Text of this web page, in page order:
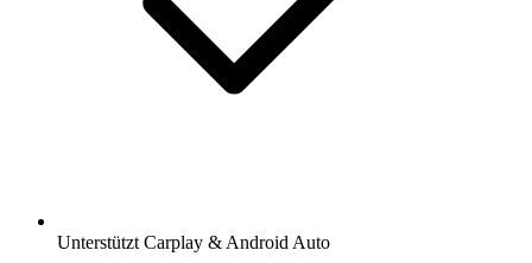
Unterstützt Carplay & Android Auto